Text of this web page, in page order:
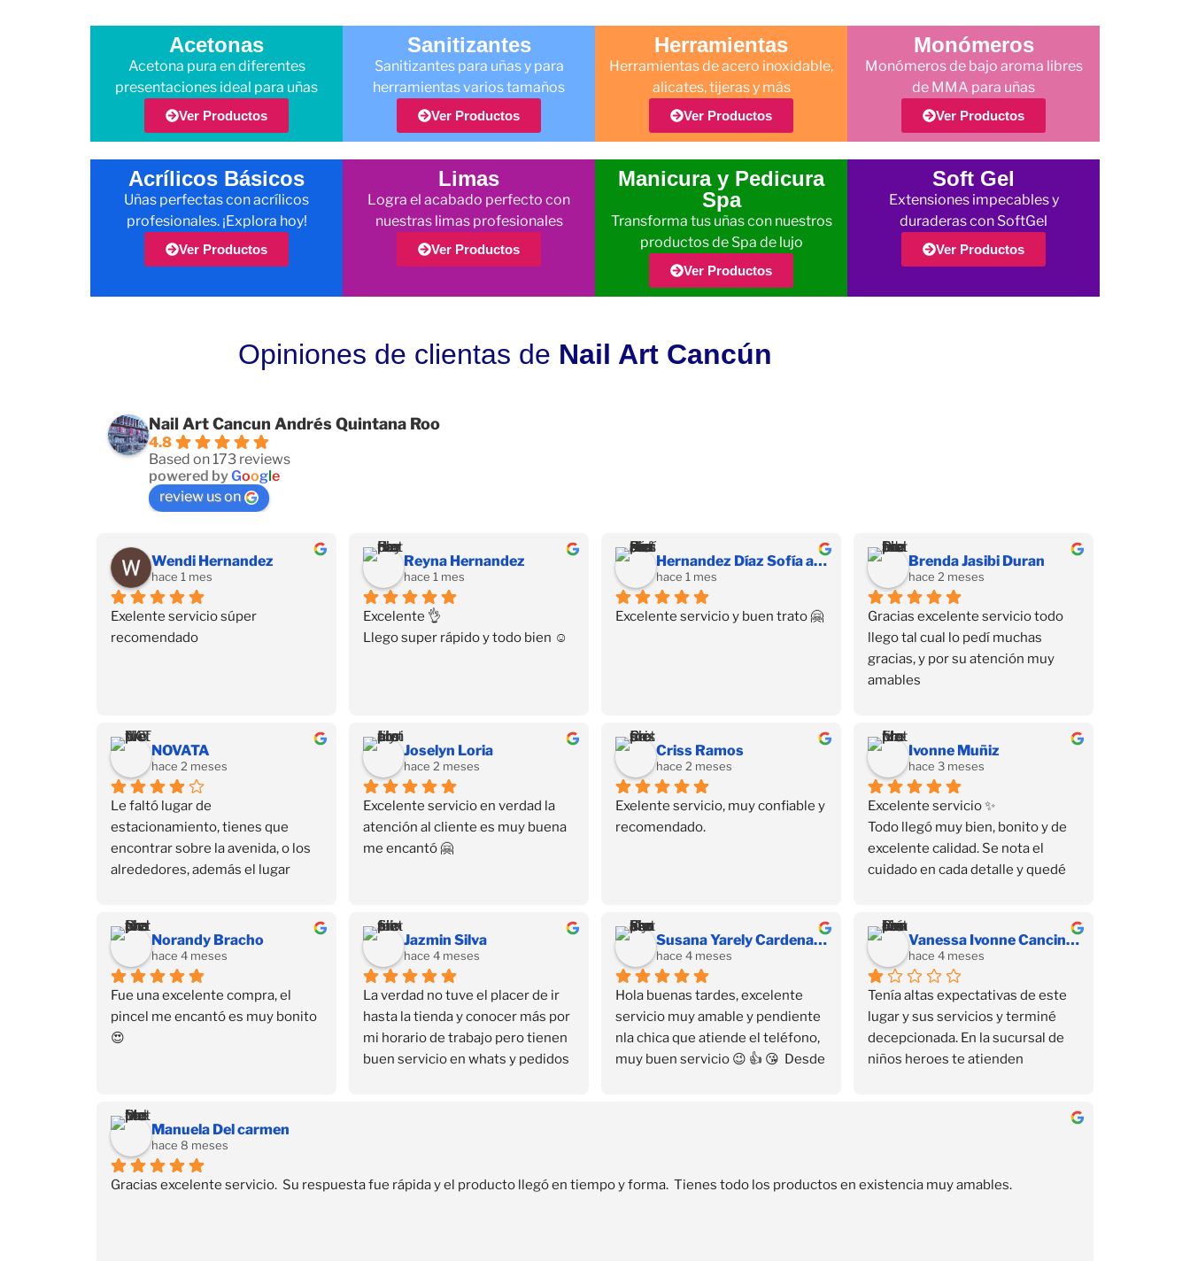
Acetonas
Acetona pura en diferentes
presentaciones ideal para uñas
Ver Productos
Sanitizantes
Sanitizantes para uñas y para
herramientas varios tamaños
Ver Productos
Herramientas
Herramientas de acero inoxidable,
alicates, tijeras y más
Ver Productos
Monómeros
Monómeros de bajo aroma libres
de MMA para uñas
Ver Productos
Acrílicos Básicos
Uñas perfectas con acrílicos
profesionales. ¡Explora hoy!
Ver Productos
Limas
Logra el acabado perfecto con
nuestras limas profesionales
Ver Productos
Manicura y Pedicura
Spa
Transforma tus uñas con nuestros
productos de Spa de lujo
Ver Productos
Soft Gel
Extensiones impecables y
duraderas con SoftGel
Ver Productos
Opiniones de clientas de Nail Art Cancún
Nail Art Cancun Andrés Quintana Roo
4.8
Based on 173 reviews
powered byGoogle
review us on
Wendi Hernandez
hace 1 mes
Exelente servicio súper
recomendado
Reyna Hernandez
hace 1 mes
Excelente 👌
Llego super rápido y todo bien ☺️
Hernandez Díaz Sofía alessandra
hace 1 mes
Excelente servicio y buen trato 🤗
Brenda Jasibi Duran
hace 2 meses
Gracias excelente servicio todo
llego tal cual lo pedí muchas
gracias, y por su atención muy
amables
NOVATA
hace 2 meses
Le faltó lugar de
estacionamiento, tienes que
encontrar sobre la avenida, o los
alrededores, además el lugar
lado, tienen de todo en productos
para uñas y sus cursos también
son buenos.
Joselyn Loria
hace 2 meses
Excelente servicio en verdad la
atención al cliente es muy buena
me encantó 🤗
Criss Ramos
hace 2 meses
Exelente servicio, muy confiable y
recomendado.
Ivonne Muñiz
hace 3 meses
Excelente servicio ✨
Todo llegó muy bien, bonito y de
excelente calidad. Se nota el
cuidado en cada detalle y quedé
Norandy Bracho
hace 4 meses
Fue una excelente compra, el
pincel me encantó es muy bonito
😍
Jazmin Silva
hace 4 meses
La verdad no tuve el placer de ir
hasta la tienda y conocer más por
mi horario de trabajo pero tienen
buen servicio en whats y pedidos
Susana Yarely Cardenas Sanchez
hace 4 meses
Hola buenas tardes, excelente
servicio muy amable y pendiente
nla chica que atiende el teléfono,
muy buen servicio 😉 👍 😘  Desde
Vanessa Ivonne Cancino Juárez
hace 4 meses
Tenía altas expectativas de este
lugar y sus servicios y terminé
decepcionada. En la sucursal de
niños heroes te atienden
asistir un día y me ofrecieron
Manuela Del carmen
hace 8 meses
Gracias excelente servicio.  Su respuesta fue rápida y el producto llegó en tiempo y forma.  Tienes todo los productos en existencia muy amables.